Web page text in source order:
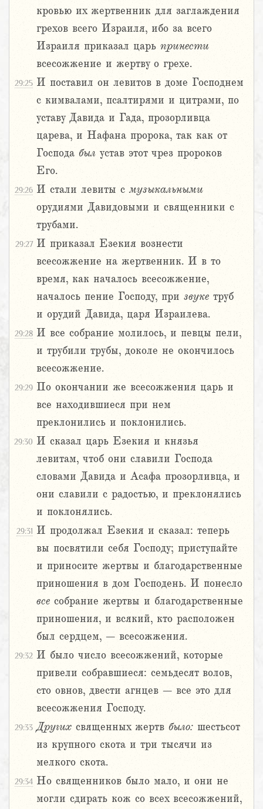
кровью их жертвенник для заглаждения
грехов всего Израиля, ибо за всего
Израиля приказал царь принести
всесожжение и жертву о грехе.
29:25 И поставил он левитов в доме Господнем
с кимвалами, псалтирями и цитрами, по
уставу Давида и Гада, прозорливца
царева, и Нафана пророка, так как от
Господа был устав этот чрез пророков
Его.
29:26 И стали левиты с музыкальными
орудиями Давидовыми и священники с
трубами.
29:27 И приказал Езекия вознести
всесожжение на жертвенник. И в то
время, как началось всесожжение,
началось пение Господу, при звуке труб
и орудий Давида, царя Израилева.
29:28 И все собрание молилось, и певцы пели,
и трубили трубы, доколе не окончилось
всесожжение.
29:29 По окончании же всесожжения царь и
все находившиеся при нем
преклонились и поклонились.
29:30 И сказал царь Езекия и князья
левитам, чтоб они славили Господа
словами Давида и Асафа прозорливца, и
они славили с радостью, и преклонялись
и поклонялись.
29:31 И продолжал Езекия и сказал: теперь
вы посвятили себя Господу; приступайте
и приносите жертвы и благодарственные
приношения в дом Господень. И понесло
все собрание жертвы и благодарственные
приношения, и всякий, кто расположен
был сердцем, – всесожжения.
29:32 И было число всесожжений, которые
привели собравшиеся: семьдесят волов,
сто овнов, двести агнцев – все это для
всесожжения Господу.
29:33 Других священных жертв было: шестьсот
из крупного скота и три тысячи из
мелкого скота.
29:34 Но священников было мало, и они не
могли сдирать кож со всех всесожжений,